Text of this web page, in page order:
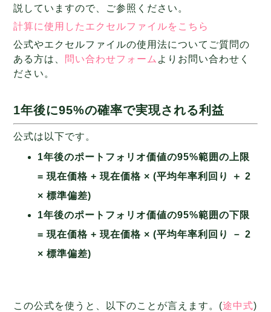
説していますので、ご参照ください。
計算に使用したエクセルファイルをこちら
公式やエクセルファイルの使用法についてご質問の
ある方は、 問い合わせフォーム よりお問い合わせく
ださい。
1年後に95%の確率で実現される利益
公式は以下です。
1年後のポートフォリオ価値の95%範囲の上限
= 現在価格 + 現在価格 × (平均年率利回り ＋ 2
× 標準偏差)
1年後のポートフォリオ価値の95%範囲の下限
= 現在価格 + 現在価格 × (平均年率利回り － 2
× 標準偏差)
この公式を使うと、以下のことが言えます。(途中式)